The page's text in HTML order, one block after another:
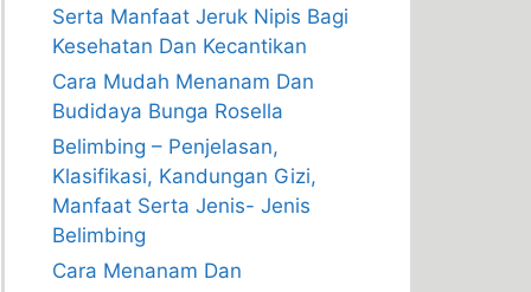
Serta Manfaat Jeruk Nipis Bagi
Kesehatan Dan Kecantikan
Cara Mudah Menanam Dan
Budidaya Bunga Rosella
Belimbing – Penjelasan,
Klasifikasi, Kandungan Gizi,
Manfaat Serta Jenis- Jenis
Belimbing
Cara Menanam Dan